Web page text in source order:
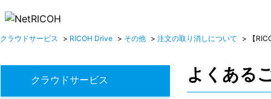
クラウドサービス > RICOH Drive > その他 > 注文の取り消しについて > 【
クラウドサービス よくある